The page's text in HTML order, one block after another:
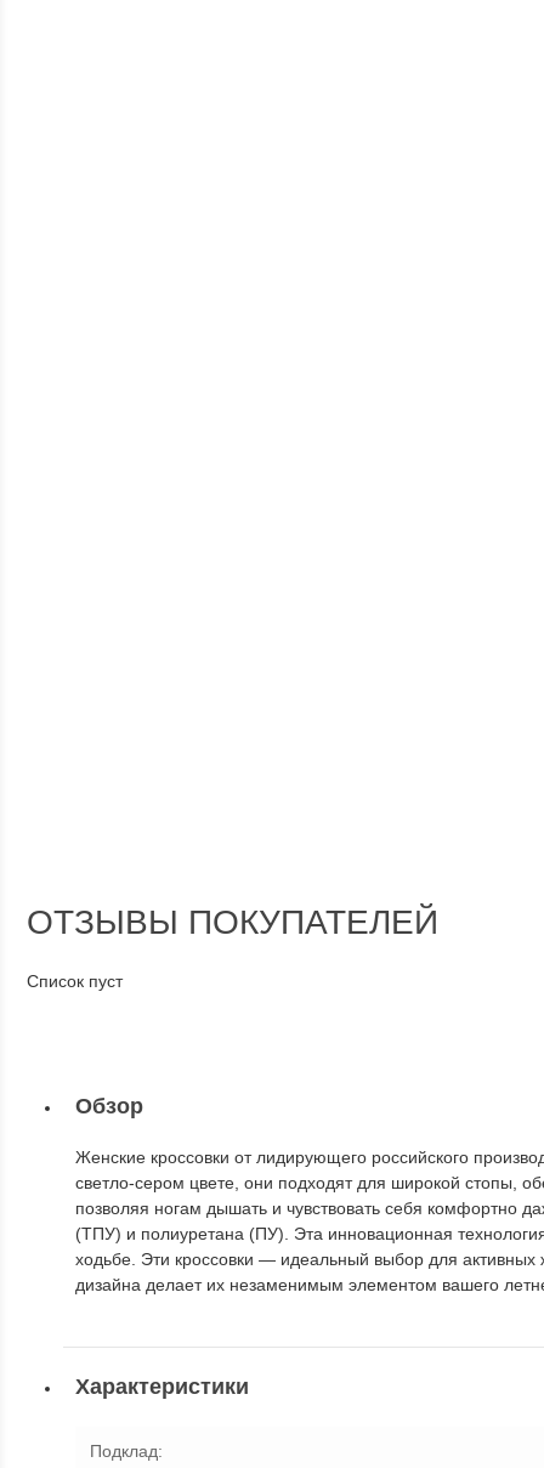
ОТЗЫВЫ ПОКУПАТЕЛЕЙ
Список пуст
Обзор
Женские кроссовки от лидирующего российского
светло-сером цвете, они подходят для широкой стопы,
позволяя ногам дышать и чувствовать себя комфортно
(ТПУ) и полиуретана (ПУ). Эта инновационная
ходьбе. Эти кроссовки — идеальный выбор для
дизайна делает их незаменимым элементом вашего
Характеристики
Подклад: